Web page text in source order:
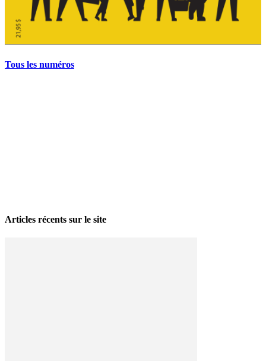
Tous les numéros
Articles récents sur le site